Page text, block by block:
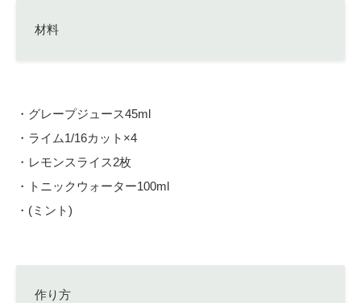
材料
・グレープジュース45ml
・ライム1/16カット×4
・レモンスライス2枚
・トニックウォーター100ml
・(ミント)
作り方